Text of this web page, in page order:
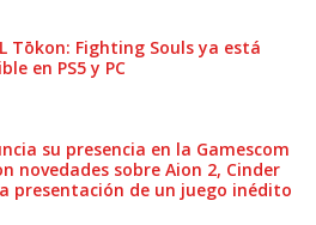
Tōkon: Fighting Souls ya está
en PS5 y PC
su presencia en la Gamescom
novedades sobre Aion 2, Cinder
presentación de un juego inédito